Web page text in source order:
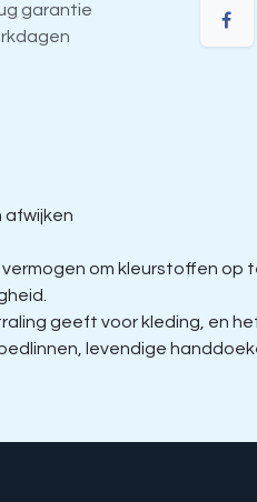
garantie
afwijken
om kleurstoffen op
geeft voor kleding, en
levendige